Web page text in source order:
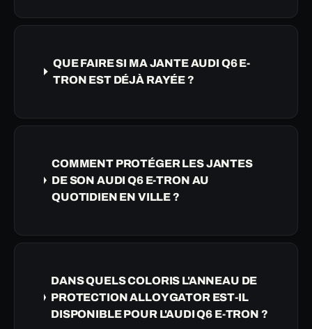
QUE FAIRE SI MA JANTE AUDI Q6 E-
TRON EST DÉJÀ RAYÉE ?
COMMENT PROTÉGER LES JANTES
DE SON AUDI Q6 E-TRON AU
QUOTIDIEN EN VILLE ?
DANS QUELS COLORIS L'ANNEAU DE
PROTECTION ALLOYGATOR EST-IL
DISPONIBLE POUR L'AUDI Q6 E-TRON ?